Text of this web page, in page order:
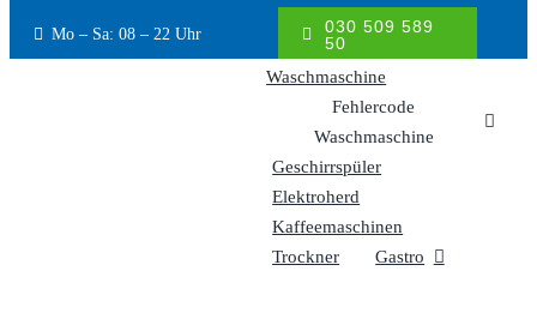
springen
Mo – Sa: 08 – 22 Uhr
030 509 589
50
Waschmaschine
Fehlercode
Waschmaschine
Geschirrspüler
Elektroherd
Kaffeemaschinen
Trockner
Gastro